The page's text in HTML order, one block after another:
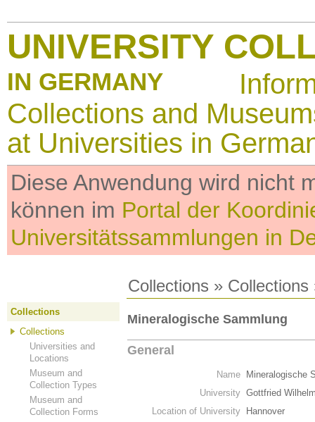
UNIVERSITY
IN GERMANY
Collections and
at Universities in
Diese Anwendung wird nicht
können im Portal der
Universitätssammlungen in
Collections » Collections
Collections
Collections
Universities and
Locations
Museum and
Collection Types
Museum and
Collection Forms
Mineralogische Sammlung
General
Name
Mineralogische
University Gottfried
Location of University
Hannover